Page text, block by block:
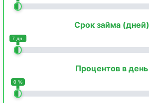
Срок займа (дней)
7 дн.
Процентов в день
0 %